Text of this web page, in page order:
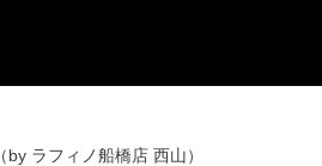
ラフィノ船橋店 西山）